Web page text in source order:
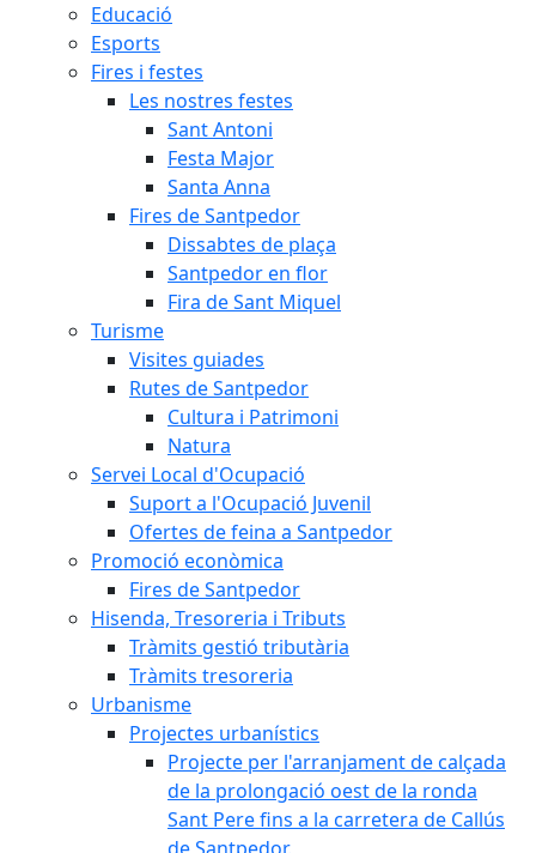
Educació
Esports
Fires i festes
Les nostres festes
Sant Antoni
Festa Major
Santa Anna
Fires de Santpedor
Dissabtes de plaça
Santpedor en flor
Fira de Sant Miquel
Turisme
Visites guiades
Rutes de Santpedor
Cultura i Patrimoni
Natura
Servei Local d'Ocupació
Suport a l'Ocupació Juvenil
Ofertes de feina a Santpedor
Promoció econòmica
Fires de Santpedor
Hisenda, Tresoreria i Tributs
Tràmits gestió tributària
Tràmits tresoreria
Urbanisme
Projectes urbanístics
Projecte per l'arranjament de calçada
de la prolongació oest de la ronda
Sant Pere fins a la carretera de Callús